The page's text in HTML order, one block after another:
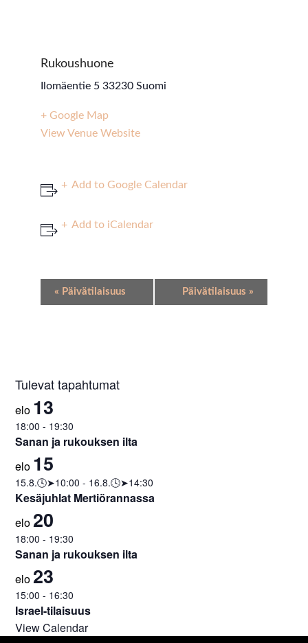
Rukoushuone
Ilomäentie 5 33230 Suomi
+ Google Map
View Venue Website
Add to Google Calendar
Add to iCalendar
Event
« Päivätilaisuus Päivätilaisuus »
Tulevat tapahtumat
elo 13
18:00 - 19:30
Sanan ja rukouksen ilta
elo 15
15.8.🕓➤10:00 - 16.8.🕓➤14:30
Kesäjuhlat Mertiörannassa
elo20
18:00 - 19:30
Sanan ja rukouksen ilta
elo23
15:00 - 16:30
Israel-tilaisuus
View Calendar